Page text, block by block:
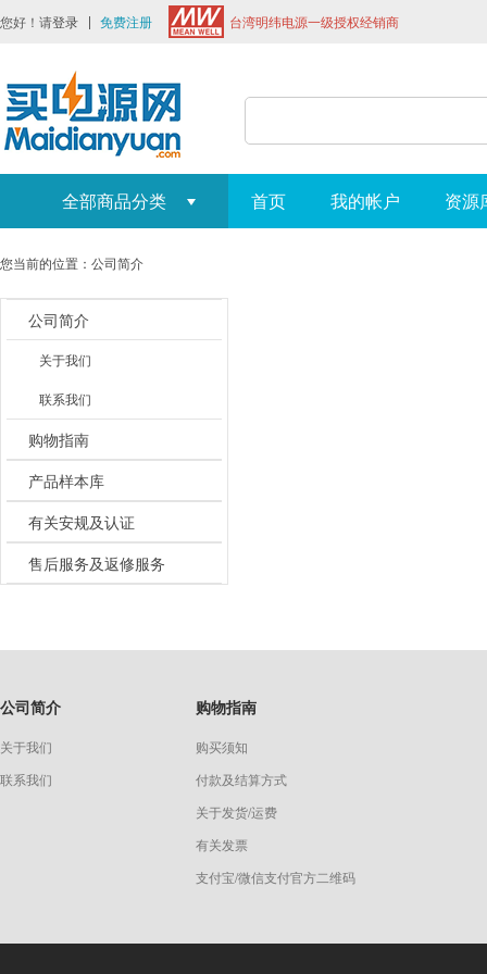
您好！请登录 免费注册 台湾明纬电源一级授权经销商
全部商品分类 首页 我的帐户 资源
您当前的位置： 公司简介
公司简介
关于我们
联系我们
购物指南
产品样本库
有关安规及认证
售后服务及返修服务
公司简介
关于我们
联系我们
购物指南
购买须知
付款及结算方式
关于发货/运费
有关发票
支付宝/微信支付官方二维码